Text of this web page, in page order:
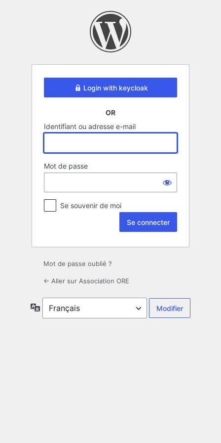
Login with keycloak
OR
Identifiant ou adresse e-mail
Mot de passe
Se souvenir de moi
Mot de passe oublié ?
← Aller sur Association ORE
Langue